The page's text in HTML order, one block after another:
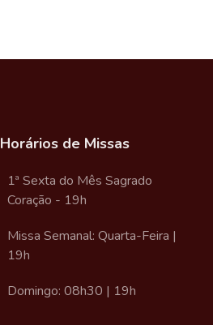
Horários de Missas
1ª Sexta do Mês Sagrado
Coração - 19h
Missa Semanal: Quarta-Feira |
19h
Domingo: 08h30 | 19h